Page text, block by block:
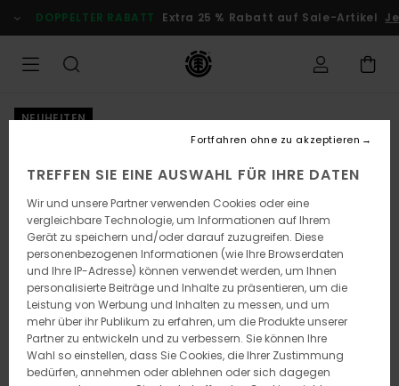
zur
Produktinformation
DOPPELTER RABATT Extra 25 % Rabatt auf Sale-Artikel
NEUHEITEN
TREFFEN SIE EINE AUSWAHL FÜR IHRE DATEN
Wir und unsere Partner verwenden Cookies oder eine
vergleichbare Technologie, um Informationen auf Ihrem
Gerät zu speichern und/oder darauf zuzugreifen. Diese
personenbezogenen Informationen (wie Ihre Browserdaten
und Ihre IP-Adresse) können verwendet werden, um Ihnen
personalisierte Beiträge und Inhalte zu präsentieren, um die
Leistung von Werbung und Inhalten zu messen, und um
mehr über ihr Publikum zu erfahren, um die Produkte unserer
Partner zu entwickeln und zu verbessern. Sie können Ihre
Wahl so einstellen, dass Sie Cookies, die Ihrer Zustimmung
bedürfen, annehmen oder ablehnen oder sich dagegen
Fortfahren ohne zu akzeptieren